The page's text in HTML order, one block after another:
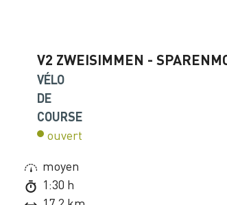
V2 ZWEISIMMEN -
VÉLO
DE
COURSE
ouvert
moyen
1:30 h